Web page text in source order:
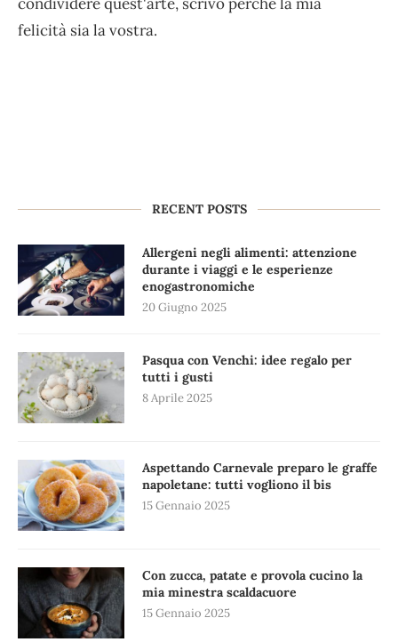
felicità sia la vostra.
RECENT POSTS
Allergeni negli alimenti: attenzione
durante i viaggi e le esperienze
enogastronomiche
20 Giugno 2025
Pasqua con Venchi: idee regalo per
tutti i gusti
8 Aprile 2025
Aspettando Carnevale preparo le graffe
napoletane: tutti vogliono il bis
15 Gennaio 2025
Con zucca, patate e provola cucino la
mia minestra scaldacuore
15 Gennaio 2025